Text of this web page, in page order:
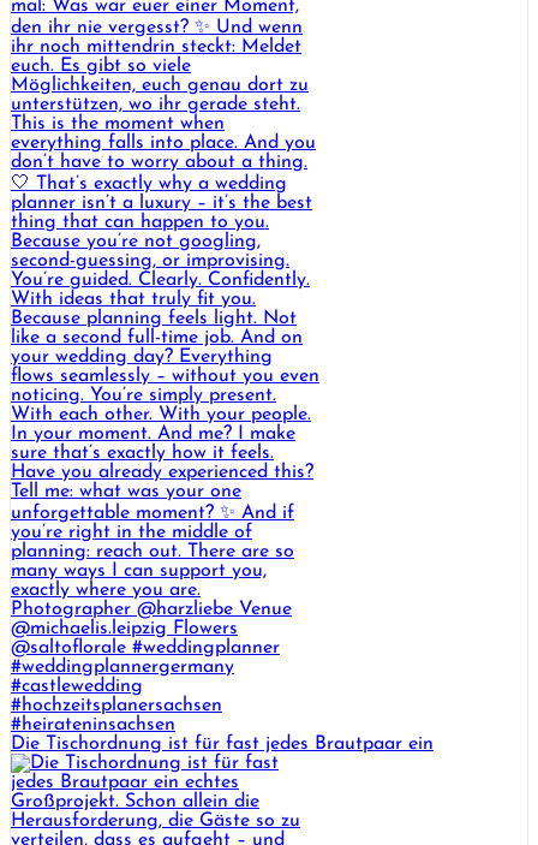
Die Tischordnung ist für fast jedes Brautpaar ein